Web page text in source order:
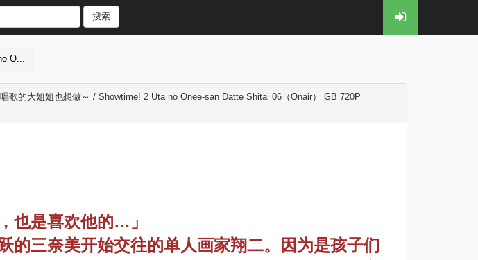
搜索
O...
歌的大姐姐也想做～ / Showtime! 2 Uta no Onee-san Datte Shitai 06（Onair） GB 720P
也是喜欢他的…」
的三奈美开始交往的单人画家翔二。因为是孩子们